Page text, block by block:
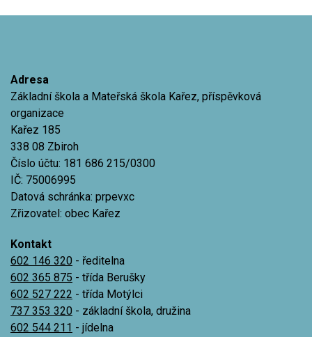
Adresa
Základní škola a Mateřská škola Kařez, příspěvková
organizace
Kařez 185
338 08 Zbiroh
Číslo účtu: 181 686 215/0300
IČ: 75006995
Datová schránka: prpevxc
Zřizovatel: obec Kařez
Kontakt
602 146 320 - ředitelna
602 365 875 - třída Berušky
602 527 222 - třída Motýlci
737 353 320 - základní škola, družina
602 544 211 - jídelna